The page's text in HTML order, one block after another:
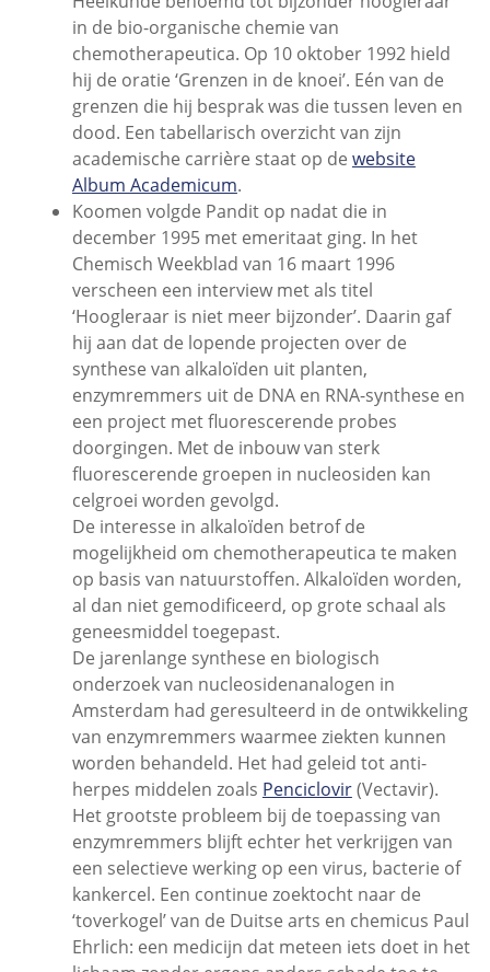
in de bio-organische chemie van
chemotherapeutica. Op 10 oktober 1992 hield
hij de oratie ‘Grenzen in de knoei’. Eén van de
grenzen die hij besprak was die tussen leven en
dood. Een tabellarisch overzicht van zijn
academische carrière staat op de website
Album Academicum.
Koomen volgde Pandit op nadat die in
december 1995 met emeritaat ging. In het
Chemisch Weekblad van 16 maart 1996
verscheen een interview met als titel
‘Hoogleraar is niet meer bijzonder’. Daarin gaf
hij aan dat de lopende projecten over de
synthese van alkaloïden uit planten,
enzymremmers uit de DNA en RNA-synthese en
een project met fluorescerende probes
doorgingen. Met de inbouw van sterk
fluorescerende groepen in nucleosiden kan
celgroei worden gevolgd.
De interesse in alkaloïden betrof de
mogelijkheid om chemotherapeutica te maken
op basis van natuurstoffen. Alkaloïden worden,
al dan niet gemodificeerd, op grote schaal als
geneesmiddel toegepast.
De jarenlange synthese en biologisch
onderzoek van nucleosidenanalogen in
Amsterdam had geresulteerd in de ontwikkeling
van enzymremmers waarmee ziekten kunnen
worden behandeld. Het had geleid tot anti-
herpes middelen zoals Penciclovir(Vectavir).
Het grootste probleem bij de toepassing van
enzymremmers blijft echter het verkrijgen van
een selectieve werking op een virus, bacterie of
kankercel. Een continue zoektocht naar de
‘toverkogel’ van de Duitse arts en chemicus Paul
Ehrlich: een medicijn dat meteen iets doet in het